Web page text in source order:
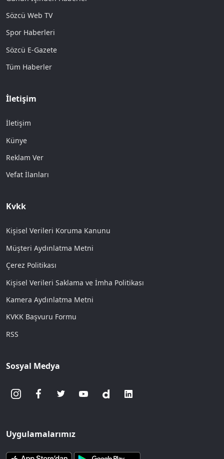
Sözcü Web TV
Spor Haberleri
Sözcü E-Gazete
Tüm Haberler
İletişim
İletişim
Künye
Reklam Ver
Vefat İlanları
Kvkk
Kişisel Verileri Koruma Kanunu
Müşteri Aydınlatma Metni
Çerez Politikası
Kişisel Verileri Saklama ve İmha Politikası
Kamera Aydınlatma Metni
KVKK Başvuru Formu
RSS
Sosyal Medya
Uygulamalarımız